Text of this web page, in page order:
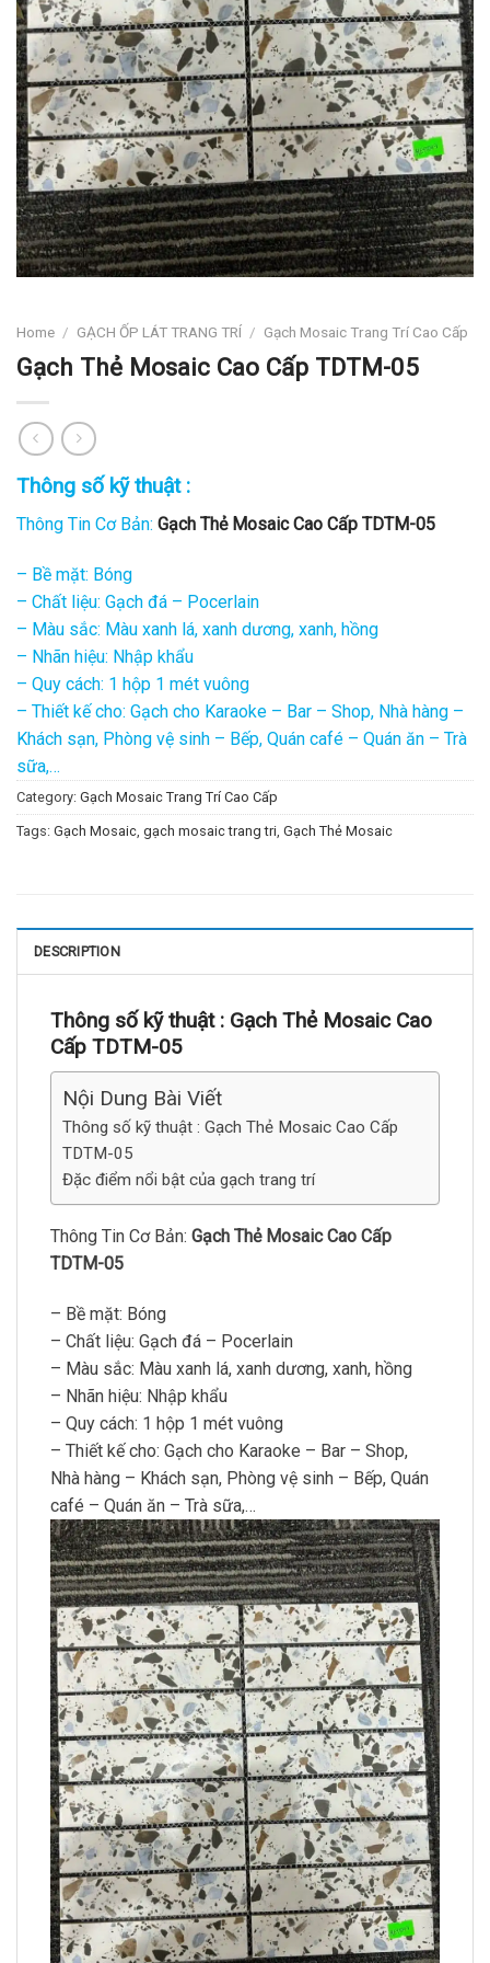
Home / GẠCH ỐP LÁT TRANG TRÍ / Gạch Mosaic Trang Trí Cao Cấp
Gạch Thẻ Mosaic Cao Cấp TDTM-05
Thông số kỹ thuật :
Thông Tin Cơ Bản: Gạch Thẻ Mosaic Cao Cấp TDTM-05
– Bề mặt: Bóng
– Chất liệu: Gạch đá – Pocerlain
– Màu sắc: Màu xanh lá, xanh dương, xanh, hồng
– Nhãn hiệu: Nhập khẩu
– Quy cách: 1 hộp 1 mét vuông
– Thiết kế cho: Gạch cho Karaoke – Bar – Shop, Nhà hàng –
Khách sạn, Phòng vệ sinh – Bếp, Quán café – Quán ăn – Trà
sữa,…
Category: Gạch Mosaic Trang Trí Cao Cấp
Tags: Gạch Mosaic gạch mosaic trang tri Gạch Thẻ Mosaic
DESCRIPTION
Thông số kỹ thuật : Gạch Thẻ Mosaic Cao
Cấp TDTM-05
Nội Dung Bài Viết
Thông số kỹ thuật : Gạch Thẻ Mosaic Cao Cấp
TDTM-05
Đặc điểm nổi bật của gạch trang trí
Thông Tin Cơ Bản: Gạch Thẻ Mosaic Cao Cấp
TDTM-05
– Bề mặt: Bóng
– Chất liệu: Gạch đá – Pocerlain
– Màu sắc: Màu xanh lá, xanh dương, xanh, hồng
– Nhãn hiệu: Nhập khẩu
– Quy cách: 1 hộp 1 mét vuông
– Thiết kế cho: Gạch cho Karaoke – Bar – Shop,
Nhà hàng – Khách sạn, Phòng vệ sinh – Bếp, Quán
café – Quán ăn – Trà sữa,…